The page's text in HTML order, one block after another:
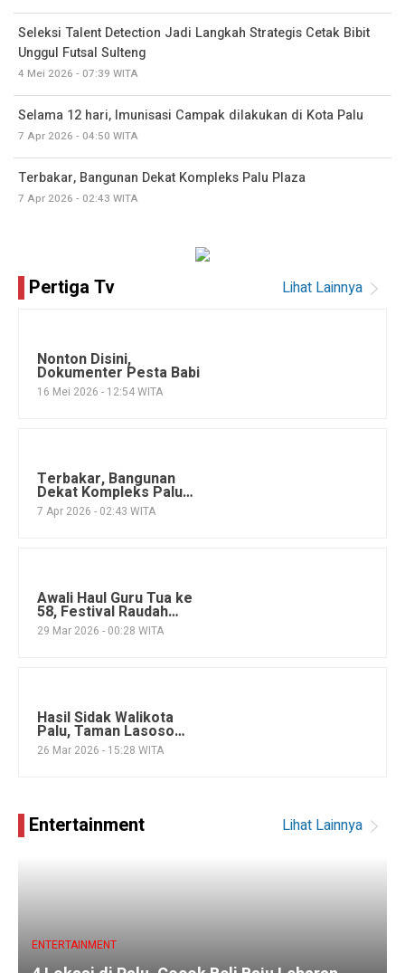
Seleksi Talent Detection Jadi Langkah Strategis Cetak Bibit
Unggul Futsal Sulteng
4 Mei 2026 - 07:39 WITA
Selama 12 hari, Imunisasi Campak dilakukan di Kota Palu
7 Apr 2026 - 04:50 WITA
Terbakar, Bangunan Dekat Kompleks Palu Plaza
7 Apr 2026 - 02:43 WITA
Pertiga Tv Lihat Lainnya
Nonton Disini,
Dokumenter Pesta Babi
16 Mei 2026 - 12:54 WITA
Terbakar, Bangunan
Dekat Kompleks Palu
Plaza
7 Apr 2026 - 02:43 WITA
Awali Haul Guru Tua ke
58, Festival Raudah
digelar di Palu
29 Mar 2026 - 00:28 WITA
Hasil Sidak Walikota
Palu, Taman Lasoso
Tampak Rapi
26 Mar 2026 - 15:28 WITA
Entertainment Lihat Lainnya
ENTERTAINMENT